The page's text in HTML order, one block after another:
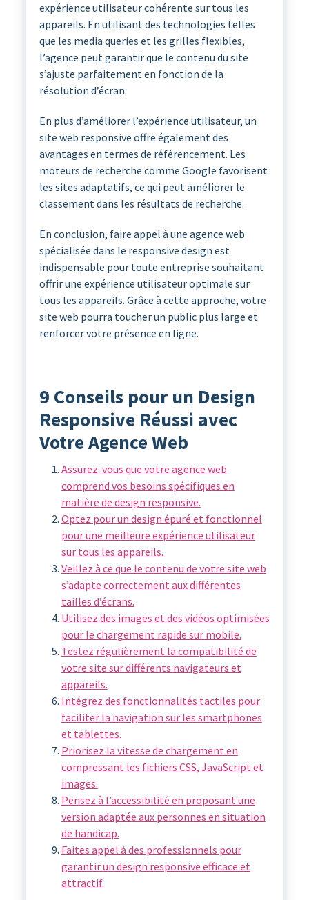
expérience utilisateur cohérente sur tous les
appareils. En utilisant des technologies telles
que les media queries et les grilles flexibles,
l’agence peut garantir que le contenu du site
s’ajuste parfaitement en fonction de la
résolution d’écran.
En plus d’améliorer l’expérience utilisateur, un
site web responsive offre également des
avantages en termes de référencement. Les
moteurs de recherche comme Google favorisent
les sites adaptatifs, ce qui peut améliorer le
classement dans les résultats de recherche.
En conclusion, faire appel à une agence web
spécialisée dans le responsive design est
indispensable pour toute entreprise souhaitant
offrir une expérience utilisateur optimale sur
tous les appareils. Grâce à cette approche, votre
site web pourra toucher un public plus large et
renforcer votre présence en ligne.
9 Conseils pour un Design
Responsive Réussi avec
Votre Agence Web
Assurez-vous que votre agence web
comprend vos besoins spécifiques en
matière de design responsive.
Optez pour un design épuré et fonctionnel
pour une meilleure expérience utilisateur
sur tous les appareils.
Veillez à ce que le contenu de votre site web
s’adapte correctement aux différentes
tailles d’écrans.
Utilisez des images et des vidéos optimisées
pour le chargement rapide sur mobile.
Testez régulièrement la compatibilité de
votre site sur différents navigateurs et
appareils.
Intégrez des fonctionnalités tactiles pour
faciliter la navigation sur les smartphones
et tablettes.
Priorisez la vitesse de chargement en
compressant les fichiers CSS, JavaScript et
images.
Pensez à l’accessibilité en proposant une
version adaptée aux personnes en situation
de handicap.
Faites appel à des professionnels pour
garantir un design responsive efficace et
attractif.